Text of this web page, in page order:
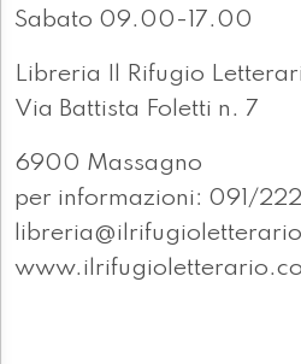
Sabato 09.00-17.00
Libreria Il Rifugio
Via Battista Foletti n. 7
6900 Massagno
per informazioni: 091/